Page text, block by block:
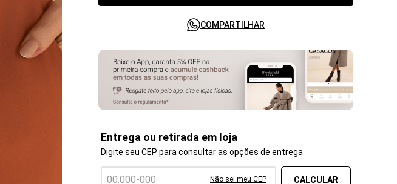
COMPARTILHAR
Entrega ou retirada em loja
Digite seu CEP para consultar as opções de entrega
Não sei meu CEP